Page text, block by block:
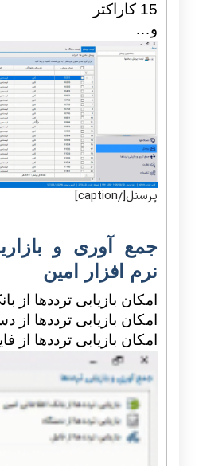
15 کاراکتر
و…
پرسنل[/caption]
جمع آوری و
نرم افزار امین
امکان بازیابی ترددها از
امکان بازیابی ترددها از
امکان بازیابی ترددها از